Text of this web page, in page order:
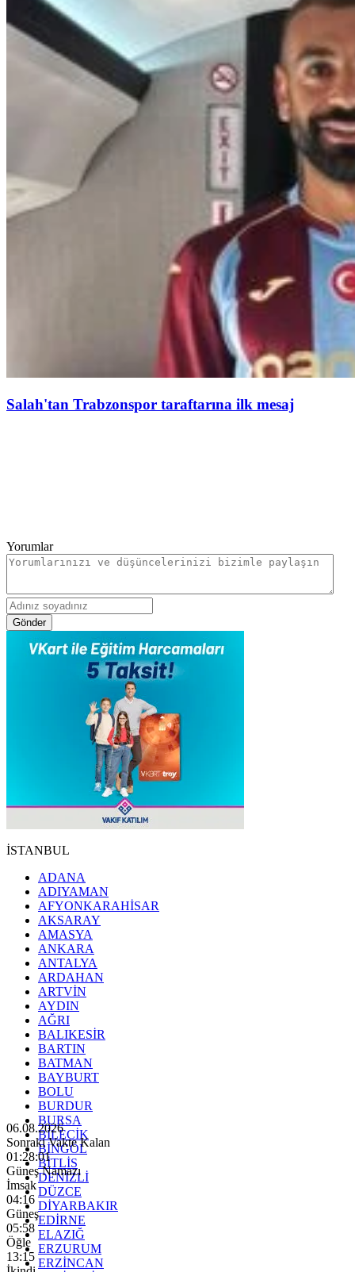
Salah'tan Trabzonspor taraftarına ilk mesaj
Yorumlar
Gönder
İSTANBUL
ADANA
ADIYAMAN
AFYONKARAHİSAR
AKSARAY
AMASYA
ANKARA
ANTALYA
ARDAHAN
ARTVİN
AYDIN
AĞRI
BALIKESİR
BARTIN
BATMAN
BAYBURT
BOLU
BURDUR
BURSA
BİLECİK
BİNGÖL
BİTLİS
DENİZLİ
DÜZCE
DİYARBAKIR
EDİRNE
ELAZIĞ
ERZURUM
ERZİNCAN
06.08.2026
Sonraki Vakte Kalan
01:27:59
Güneş Namazı
İmsak
04:16
Güneş
05:58
Öğle
13:15